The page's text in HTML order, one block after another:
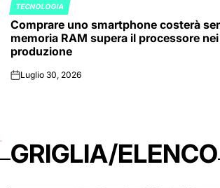
POSTED
IN
TECNOLOGIA
Comprare uno smartphone costerà
memoria RAM supera il processore
produzione
onLuglio 30, 2026
GRIGLIA/ELENCO